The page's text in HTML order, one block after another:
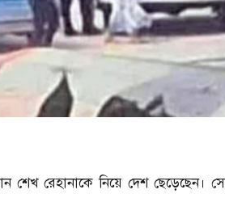
শেখ রেহানাকে নিয়ে দেশ